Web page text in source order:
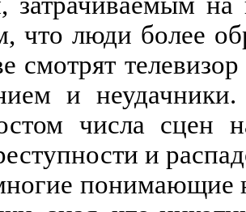
что люди более
смотрят
и
числа сцен
и
понимающие